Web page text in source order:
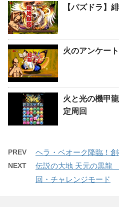
【パズドラ】
火のアンケー
火と光の機甲
定周回
PREV ヘラ・ベオーク降臨！
NEXT
伝説の大地 天元の黒龍
回・チャレンジモード